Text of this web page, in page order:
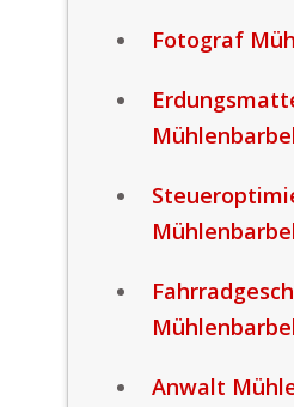
Fotograf
Anwalt